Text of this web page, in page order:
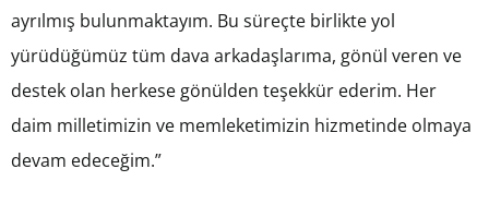
ayrılmış bulunmaktayım. Bu süreçte birlikte yol
yürüdüğümüz tüm dava arkadaşlarıma, gönül veren ve
destek olan herkese gönülden teşekkür ederim. Her
daim milletimizin ve memleketimizin hizmetinde olmaya
devam edeceğim.”